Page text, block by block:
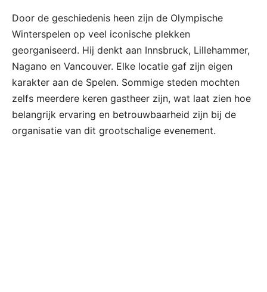
Door de geschiedenis heen zijn de Olympische
Winterspelen op veel iconische plekken
georganiseerd. Hij denkt aan Innsbruck, Lillehammer,
Nagano en Vancouver. Elke locatie gaf zijn eigen
karakter aan de Spelen. Sommige steden mochten
zelfs meerdere keren gastheer zijn, wat laat zien hoe
belangrijk ervaring en betrouwbaarheid zijn bij de
organisatie van dit grootschalige evenement.